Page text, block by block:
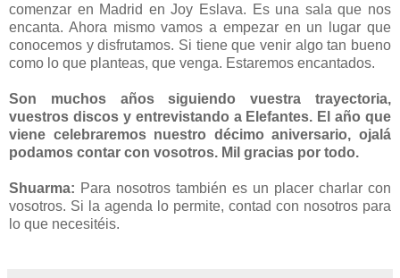
comenzar en Madrid en Joy Eslava. Es una sala que nos
encanta. Ahora mismo vamos a empezar en un lugar que
conocemos y disfrutamos. Si tiene que venir algo tan bueno
como lo que planteas, que venga. Estaremos encantados.
Son muchos años siguiendo vuestra trayectoria,
vuestros discos y entrevistando a Elefantes. El año que
viene celebraremos nuestro décimo aniversario, ojalá
podamos contar con vosotros. Mil gracias por todo.
Shuarma: Para nosotros también es un placer charlar con
vosotros. Si la agenda lo permite, contad con nosotros para
lo que necesitéis.